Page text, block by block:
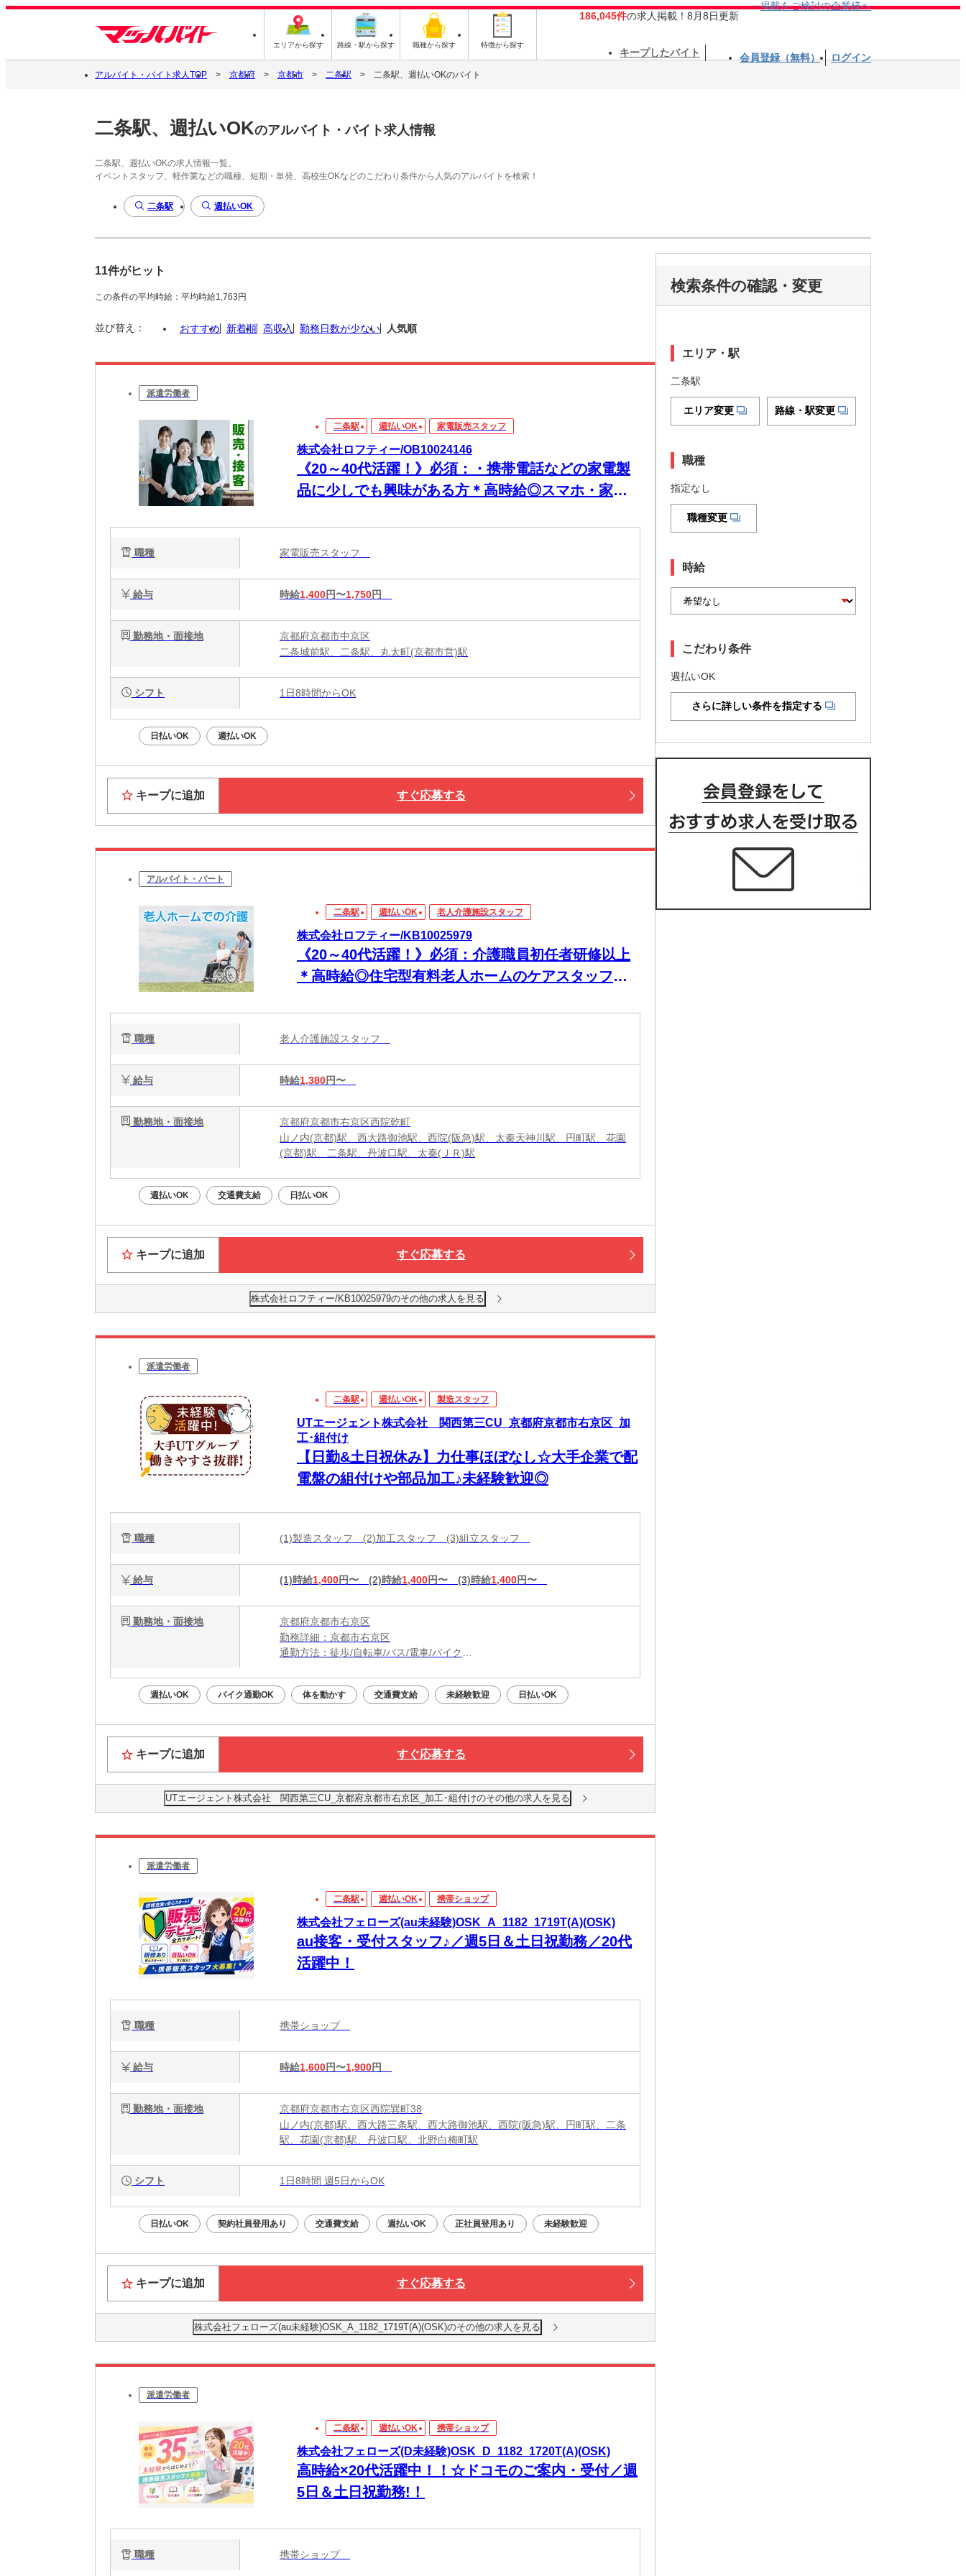
エリアから探す 路線・駅から探す 職種から探す 特徴から探す
186,045件の求人掲載！8月8日更新
掲載をご検討の企業様へ
キープしたバイト 会員登録（無料） ログイン
アルバイト・バイト求人TOP 京都府 京都市 二条駅 二条駅、週払いOKのバイト
二条駅、週払いOKのアルバイト・バイト求人情報
二条駅、週払いOKの求人情報一覧。
イベントスタッフ、軽作業などの職種、短期・単発、高校生OKなどのこだわり条件から人気のアルバイトを検索！
二条駅 週払いOK
11件がヒット
この条件の平均時給：平均時給1,763円
並び替え： おすすめ 新着順 高収入 勤務日数が少ない 人気順
派遣労働者
二条駅 週払いOK 家電販売スタッフ
株式会社ロフティー/OB10024146
《20～40代活躍！》必須：・携帯電話などの家電製
品に少しでも興味がある方＊高時給◎スマホ・家電
職種 家電販売スタッフ
給与 時給1,400円〜1,750円
勤務地・面接地
京都府京都市中京区
二条城前駅、二条駅、丸太町(京都市営)駅
シフト 1日8時間からOK
日払いOK 週払いOK
キープに追加 すぐ応募する
アルバイト・パート
二条駅 週払いOK 老人介護施設スタッフ
株式会社ロフティー/KB10025979
《20～40代活躍！》必須：介護職員初任者研修以上
＊高時給◎住宅型有料老人ホームのケアスタッフパ
職種 老人介護施設スタッフ
給与 時給1,380円〜
勤務地・面接地
京都府京都市右京区西院乾町
山ノ内(京都)駅、西大路御池駅、西院(阪急)駅、太秦天神川駅、円町駅、花園
(京都)駅、二条駅、丹波口駅、太秦(ＪＲ)駅
週払いOK 交通費支給 日払いOK
キープに追加 すぐ応募する
株式会社ロフティー/KB10025979のその他の求人を見る
派遣労働者
二条駅 週払いOK 製造スタッフ
UTエージェント株式会社 関西第三CU_京都府京都市右京区_加
工･組付け
【日勤&土日祝休み】力仕事ほぼなし☆大手企業で配
電盤の組付けや部品加工♪未経験歓迎◎
職種 (1)製造スタッフ (2)加工スタッフ (3)組立スタッフ
給与 (1)時給1,400円〜 (2)時給1,400円〜 (3)時給1,400円〜
勤務地・面接地
京都府京都市右京区
勤務詳細：京都市右京区
通勤方法：徒歩/自転車/バス/電車/バイク
週払いOK バイク通勤OK 体を動かす 交通費支給 未経験歓迎 日払いOK
キープに追加 すぐ応募する
UTエージェント株式会社 関西第三CU_京都府京都市右京区_加工･組付けのその他の求人を見る
派遣労働者
二条駅 週払いOK 携帯ショップ
株式会社フェローズ(au未経験)OSK_A_1182_1719T(A)(OSK)
au接客・受付スタッフ♪／週5日＆土日祝勤務／20代
活躍中！
職種 携帯ショップ
給与 時給1,600円〜1,900円
勤務地・面接地
京都府京都市右京区西院巽町38
山ノ内(京都)駅、西大路三条駅、西大路御池駅、西院(阪急)駅、円町駅、二条
駅、花園(京都)駅、丹波口駅、北野白梅町駅
シフト 1日8時間 週5日からOK
日払いOK 契約社員登用あり 交通費支給 週払いOK 正社員登用あり 未経験歓迎
キープに追加 すぐ応募する
株式会社フェローズ(au未経験)OSK_A_1182_1719T(A)(OSK)のその他の求人を見る
派遣労働者
二条駅 週払いOK 携帯ショップ
株式会社フェローズ(D未経験)OSK_D_1182_1720T(A)(OSK)
高時給×20代活躍中！！☆ドコモのご案内・受付／週
5日＆土日祝勤務!！
職種 携帯ショップ
検索条件の確認・変更
エリア・駅
二条駅
エリア変更 路線・駅変更
職種
指定なし
職種変更
時給
こだわり条件
週払いOK
さらに詳しい条件を指定する